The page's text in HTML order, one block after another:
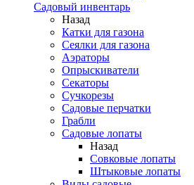
Садовый инвентарь
Назад
Катки для газона
Сеялки для газона
Аэраторы
Опрыскиватели
Секаторы
Сучкорезы
Садовые перчатки
Грабли
Садовые лопаты
Назад
Совковые лопаты
Штыковые лопаты